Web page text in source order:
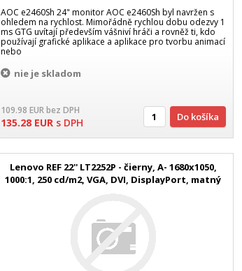
AOC e2460Sh 24" monitor AOC e2460Sh byl navržen s
ohledem na rychlost. Mimořádně rychlou dobu odezvy 1
ms GTG uvítají především vášniví hráči a rovněž ti, kdo
používají grafické aplikace a aplikace pro tvorbu animací
nebo
nie je skladom
109.98 EURbez DPH
135.28 EUR s DPH Do košíka
Lenovo REF 22'' LT2252P - čierny, A- 1680x1050,
1000:1, 250 cd/m2, VGA, DVI, DisplayPort, matný